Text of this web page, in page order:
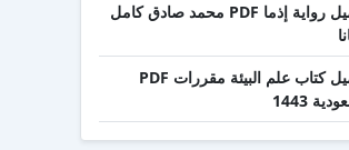
تحميل رواية إذما PDF محمد صادق كامل
تحميل كتاب علم البيئة مقررات PDF
1443